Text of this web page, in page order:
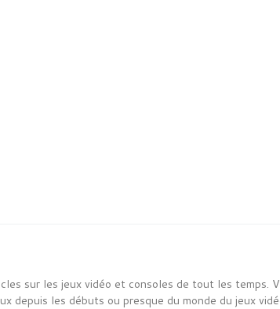
sur les jeux vidéo et consoles de tout les temps.
depuis les débuts ou presque du monde du jeux